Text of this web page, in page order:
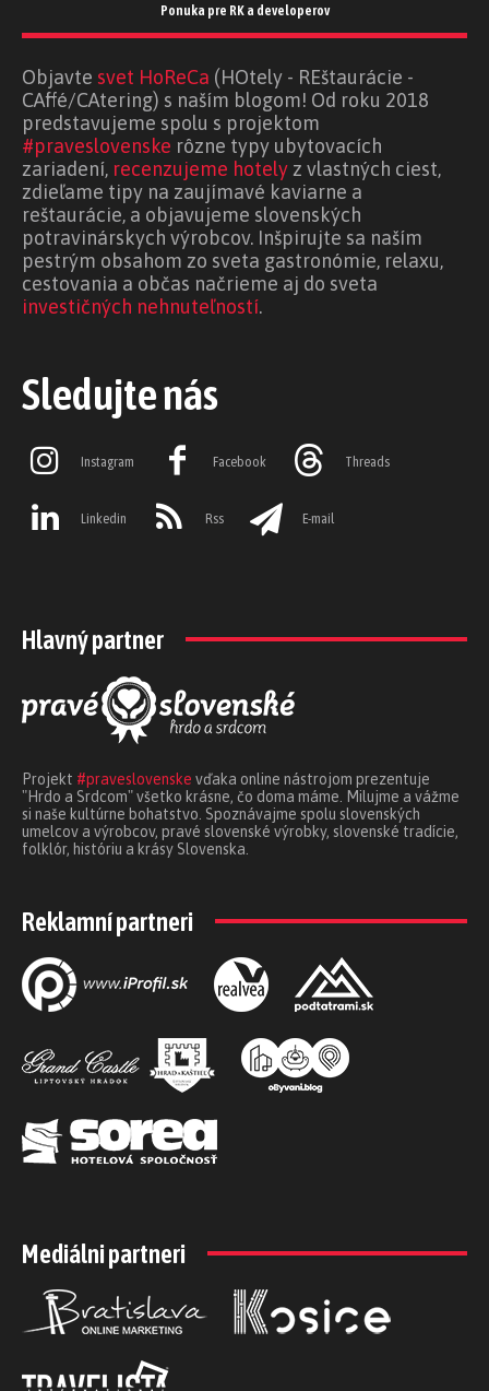
Ponuka pre RK a developerov
Objavte svet HoReCa (HOtely - REštaurácie -
CAffé/CAtering) s naším blogom! Od roku 2018
predstavujeme spolu s projektom
#praveslovenske rôzne typy ubytovacích
zariadení, recenzujeme hotely z vlastných ciest,
zdieľame tipy na zaujímavé kaviarne a
reštaurácie, a objavujeme slovenských
potravinárskych výrobcov. Inšpirujte sa naším
pestrým obsahom zo sveta gastronómie, relaxu,
cestovania a občas načrieme aj do sveta
investičných nehnuteľností.
Sledujte nás
Instagram Facebook Threads
Linkedin Rss E-mail
Hlavný partner
Projekt #praveslovenske vďaka online nástrojom prezentuje
"Hrdo a Srdcom" všetko krásne, čo doma máme. Milujme a vážme
si naše kultúrne bohatstvo. Spoznávajme spolu slovenských
umelcov a výrobcov, pravé slovenské výrobky, slovenské tradície,
folklór, históriu a krásy Slovenska.
Reklamní partneri
Mediálni partneri